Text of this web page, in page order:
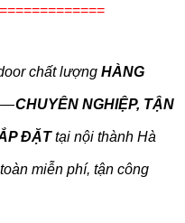
chất lượng HÀNG
—CHUYÊN NGHIỆP, TẬN
ĐẶTtại nội thành Hà
miễn phí, tận công